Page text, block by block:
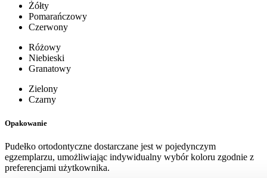
Żółty
Pomarańczowy
Czerwony
Różowy
Niebieski
Granatowy
Zielony
Czarny
Opakowanie
Pudełko ortodontyczne dostarczane jest w pojedynczym
egzemplarzu, umożliwiając indywidualny wybór koloru zgodnie z
preferencjami użytkownika.